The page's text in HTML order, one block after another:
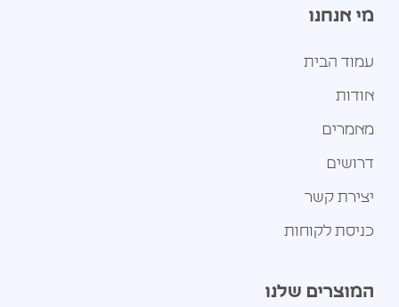
מי אנחנו
עמוד הבית
אודות
מאמרים
דרושים
יצירת קשר
כניסת לקוחות
המוצרים שלנו